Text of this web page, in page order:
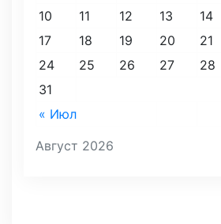
Август 2026
« Июл
10
11 12 13 14
17
18 19 20 21
24
25 26 27 28
31